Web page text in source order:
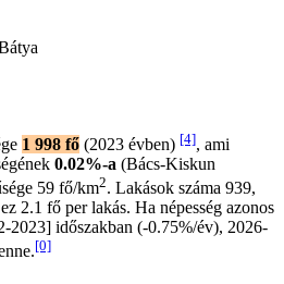
1 998 fő (2023 évben) [4], ami
0.02%-a (Bács-Kiskun
59 fő/km2. Lakások száma 939,
2.1 fő per lakás. Ha népesség azonos
2023] időszakban (-0.75%/év), 2026-
[0]